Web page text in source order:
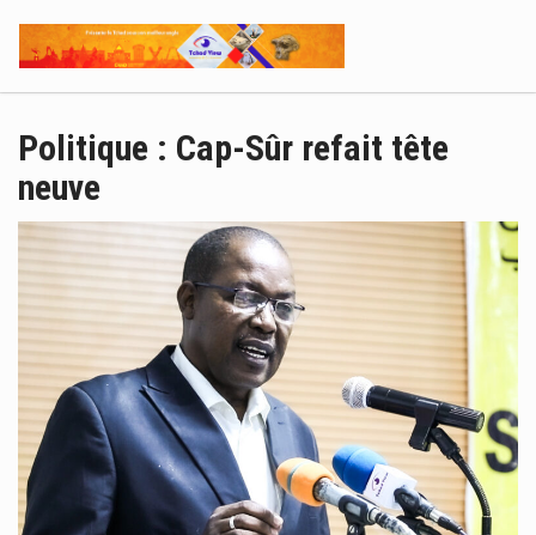
Politique : Cap-Sûr refait tête
neuve